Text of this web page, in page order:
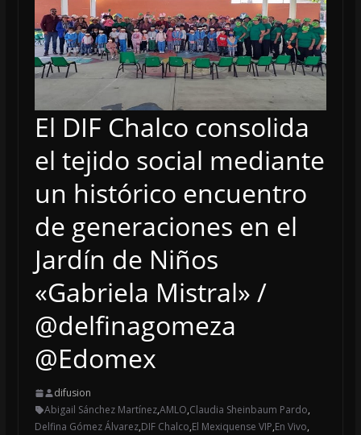
El DIF Chalco consolida
el tejido social mediante
un histórico encuentro
de generaciones en el
Jardín de Niños
«Gabriela Mistral» /
@delfinagomeza
@Edomex
difusion
Abigail Sánchez Martínez,AMLO,Claudia Sheinbaum Pardo,
Delfina Gómez Álvarez,DIF Chalco,El Mexiquense VIP,En Vivo,